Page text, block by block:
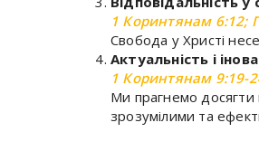
1 Коринтянам 6:12;
Свобода у Христі
Актуальність і
1 Коринтянам 9:19-
Ми прагнемо досягти
зрозумілими та